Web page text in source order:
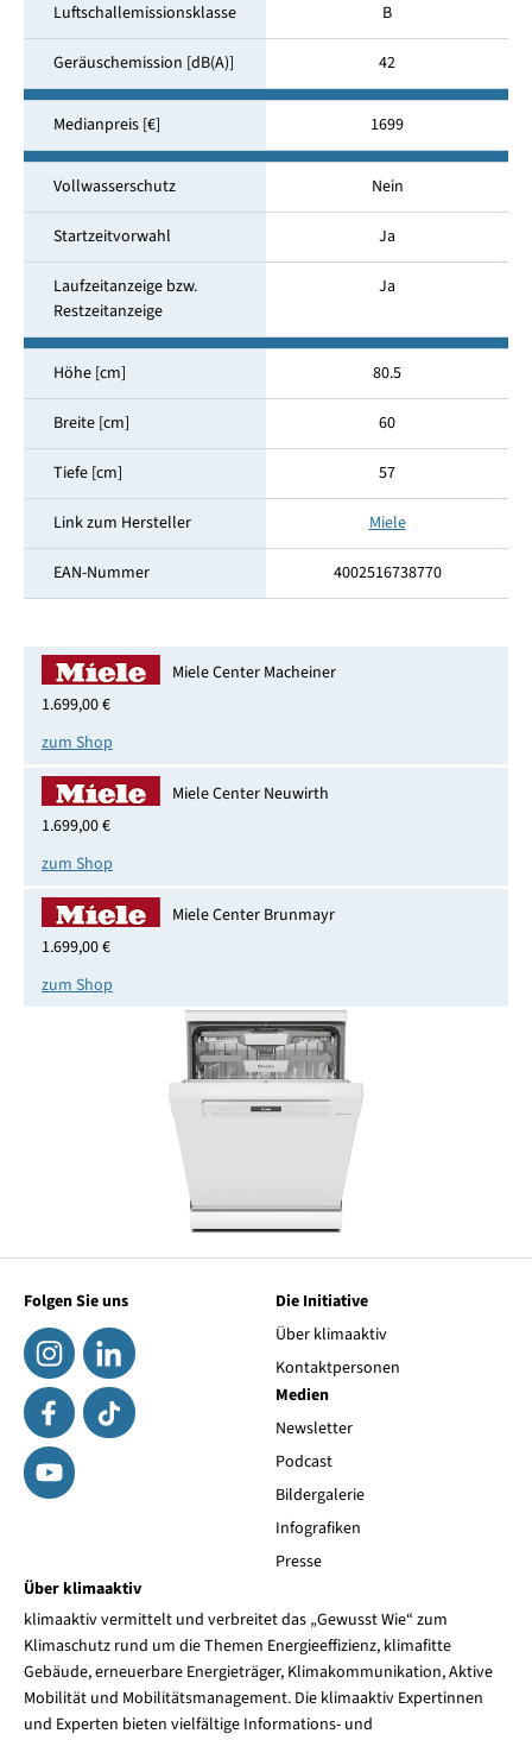
Luftschallemissionsklasse B
Geräuschemission [dB(A)] 42
Medianpreis [€] 1699
Vollwasserschutz Nein
Startzeitvorwahl Ja
Laufzeitanzeige bzw.
Restzeitanzeige
Ja
Höhe [cm] 80.5
Breite [cm] 60
Tiefe [cm] 57
Link zum Hersteller Miele
EAN-Nummer 4002516738770
Miele Center Macheiner
1.699,00 €
zum Shop
Miele Center Neuwirth
1.699,00 €
zum Shop
Miele Center Brunmayr
1.699,00 €
zum Shop
Folgen Sie uns
Die Initiative
Über klimaaktiv
Kontaktpersonen
Medien
Newsletter
Podcast
Bildergalerie
Infografiken
Presse
Über klimaaktiv
klimaaktiv vermittelt und verbreitet das „Gewusst Wie“ zum
Klimaschutz rund um die Themen Energieeffizienz, klimafitte
Gebäude, erneuerbare Energieträger, Klimakommunikation, Aktive
Mobilität und Mobilitätsmanagement. Die klimaaktiv Expertinnen
und Experten bieten vielfältige Informations- und